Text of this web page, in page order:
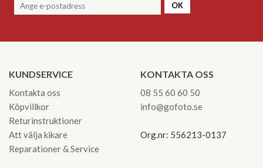
OK
KUNDSERVICE
Kontakta oss
Köpvillkor
Returinstruktioner
Att välja kikare
Reparationer & Service
KONTAKTA OSS
08 55 60 60 50
info@gofoto.se
Org.nr: 556213-0137